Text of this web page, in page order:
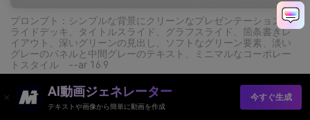
プロンプト：シンプルな背景にクリーンなプレゼンテーションス
ライドデッキ、タイトルスライド、グラフスライド、箇条書きレ
イアウト、深いグリーンの見出し、ソフトなグリーン要素、淡い
グレーのパネルと中間グレーのテキスト、ミニマルなコーポレー
トスタイル --ar 16:9
AIでエメラルドパレットのビジュアルを無料作成
AI動画ジェネレーター
テキストや画像から簡単に動画を作成
今すぐ生成